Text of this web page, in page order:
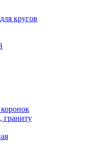
кругов
граниту